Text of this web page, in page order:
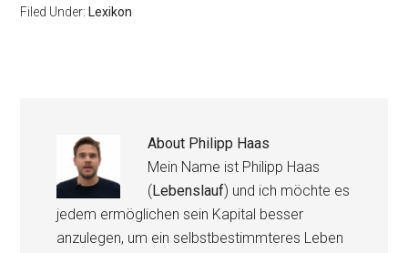
Filed Under: Lexikon
About Philipp Haas
Mein Name ist Philipp Haas
(Lebenslauf) und ich möchte es
jedem ermöglichen sein Kapital besser
anzulegen, um ein selbstbestimmteres Leben